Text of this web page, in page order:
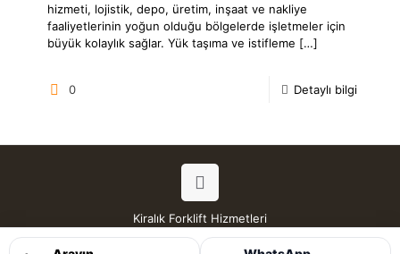
hizmeti, lojistik, depo, üretim, inşaat ve nakliye
faaliyetlerinin yoğun olduğu bölgelerde işletmeler için
büyük kolaylık sağlar. Yük taşıma ve istifleme […]
0 Detaylı bilgi
Kiralık Forklift Hizmetleri
Tüm Hakları Saklıdır © 2026